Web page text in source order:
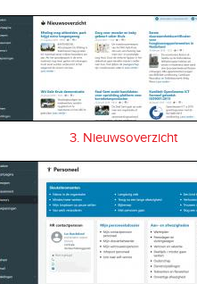
3. Nieuwsoverzicht